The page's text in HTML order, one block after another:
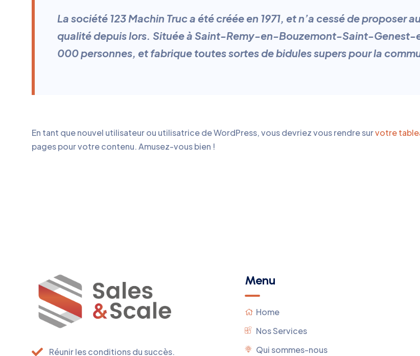
La société 123 Machin Truc a été créée en 1971, et n’a cessé de proposer
qualité depuis lors. Située à Saint-Remy-en-Bouzemont-Saint-Genest-
000 personnes, et fabrique toutes sortes de bidules supers pour la
En tant que nouvel utilisateur ou utilisatrice de WordPress, vous devriez vous rendre survotre
pages pour votre contenu. Amusez-vous bien !
Réunir les conditions du succès.
Menu
Home
Nos Services
Qui sommes-nous